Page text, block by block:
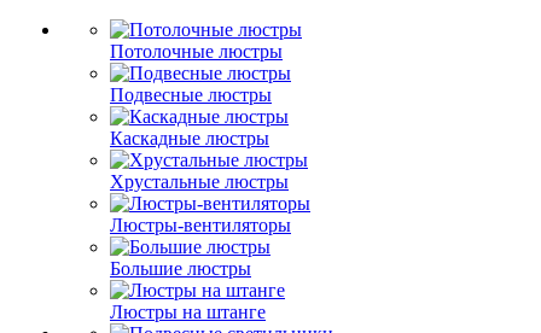
Потолочные люстры
Подвесные люстры
Каскадные люстры
Хрустальные люстры
Люстры-вентиляторы
Большие люстры
Люстры на штанге